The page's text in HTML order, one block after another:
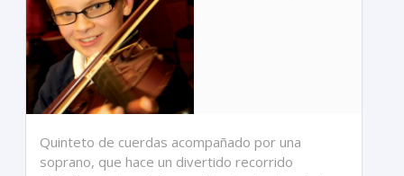
Quinteto de cuerdas acompañado por una
soprano, que hace un divertido recorrido